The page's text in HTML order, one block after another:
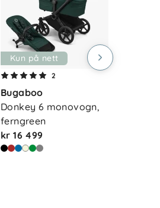
Kun på nett
2
Bugaboo
Donkey 6 monovogn,
ferngreen
kr 16 499